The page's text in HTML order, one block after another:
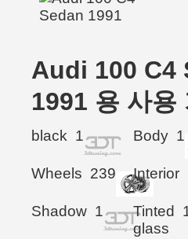
Audi 100 C4
1991 용 사용
black 1 Body 1
Wheels 239 Interior
Shadow 1
Tinted
glass